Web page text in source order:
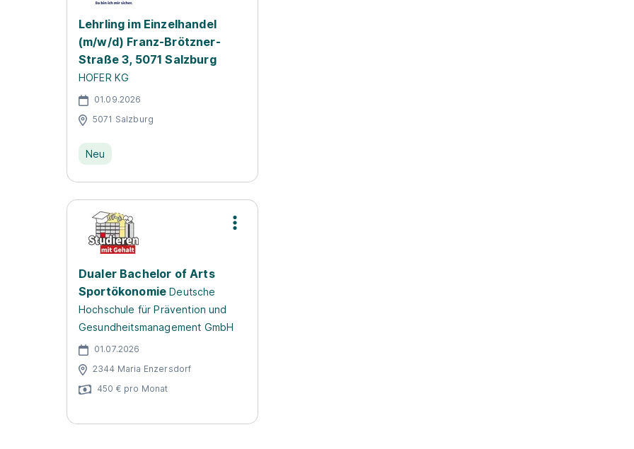
Lehrling im Einzelhandel
(m/w/d) Franz-Brötzner-
Straße 3, 5071 Salzburg
HOFER KG
01.09.2026
5071 Salzburg
Neu
Dualer Bachelor of Arts
Sportökonomie Deutsche
Hochschule für Prävention und
Gesundheitsmanagement GmbH
01.07.2026
2344 Maria Enzersdorf
450 € pro Monat